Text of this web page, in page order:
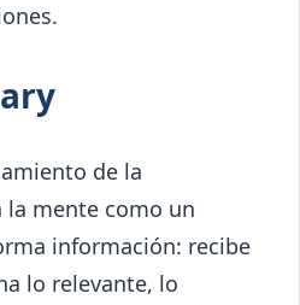
de la
mente como un
información: recibe
lo relevante, lo